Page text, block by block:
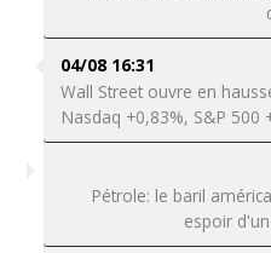
04/08 16:31
Wall Street ouvre en
Nasdaq +0,83%, S&P 500
Pétrole: le baril
espoir